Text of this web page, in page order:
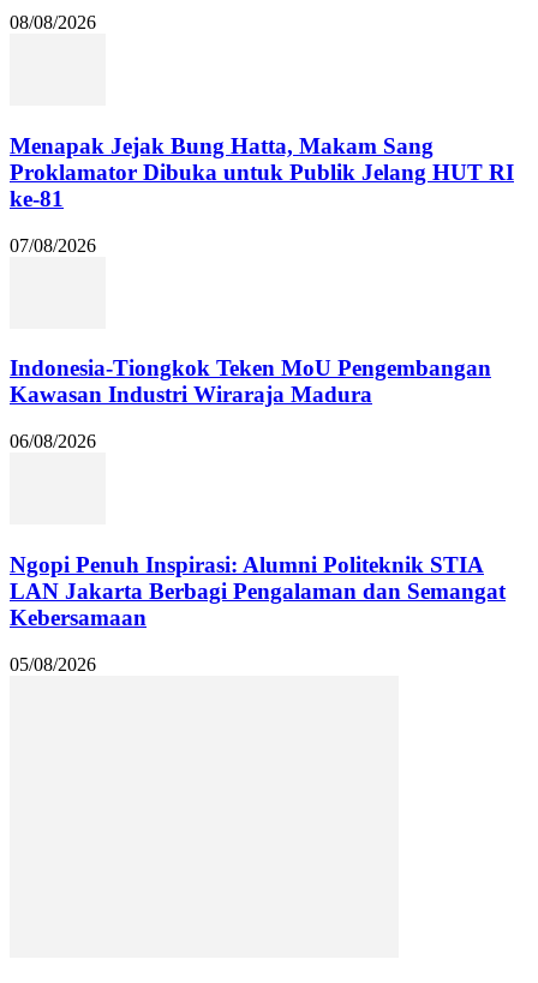
08/08/2026
Menapak Jejak Bung Hatta, Makam Sang
Proklamator Dibuka untuk Publik Jelang HUT RI
ke-81
07/08/2026
Indonesia-Tiongkok Teken MoU Pengembangan
Kawasan Industri Wiraraja Madura
06/08/2026
Ngopi Penuh Inspirasi: Alumni Politeknik STIA
LAN Jakarta Berbagi Pengalaman dan Semangat
Kebersamaan
05/08/2026